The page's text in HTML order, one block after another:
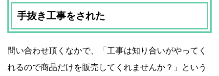
手抜き工事をされた
問い合わせ頂くなかで、「工事は知り合いがやってく
れるので商品だけを販売してくれませんか？」という